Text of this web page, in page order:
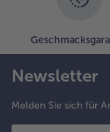
Newsletter
Melden Sie sich für